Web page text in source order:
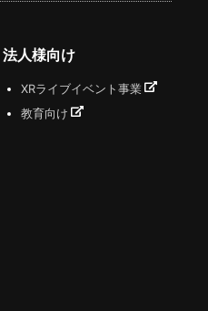
法人様向け
XRライブイベント事業
教育向け